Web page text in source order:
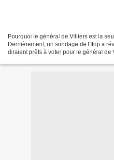
Pourquoi le général de Villiers est la
Dernièrement, un sondage de l'Ifop a
diraient prêts à voter pour le général de